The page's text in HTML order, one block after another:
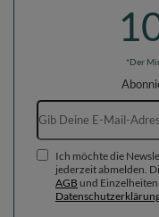
*Der
Ich möchte die
jederzeit abmelden.
AGB und